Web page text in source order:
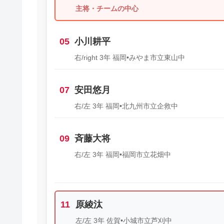
主将・チームの中心
05 小川耕平
右/right 3年 福岡•みやま市立東山中
07 安田悠月
右/左 3年 福岡•北九州市立企救中
09 斉藤大将
右/左 3年 福岡•福岡市立花畑中
11 原綾汰
左/左 3年 佐賀•小城市立芦刈中